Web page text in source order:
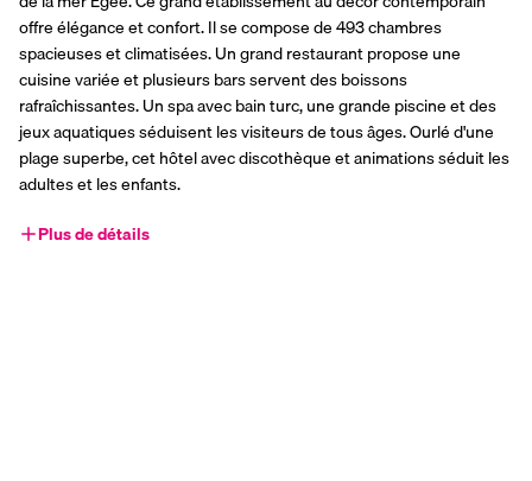
offre élégance et confort. Il se compose de 493 chambres
spacieuses et climatisées. Un grand restaurant propose une
cuisine variée et plusieurs bars servent des boissons
rafraîchissantes. Un spa avec bain turc, une grande piscine et des
jeux aquatiques séduisent les visiteurs de tous âges. Ourlé d'une
plage superbe, cet hôtel avec discothèque et animations séduit les
adultes et les enfants.
Plus de détails